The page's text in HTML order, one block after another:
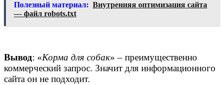
Полезный материал: Внутренняя оптимизация сайта
— файл robots.txt
Вывод: «Корма для собак» – преимущественно
коммерческий запрос. Значит для информационного
сайта он не подходит.